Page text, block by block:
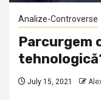
Analize-Controverse
Parcurgem
July 15, 2021